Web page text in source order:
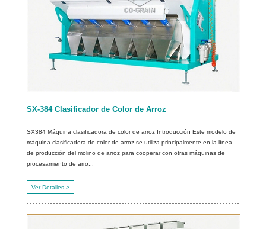
SX-384 Clasificador de Color de Arroz
SX384 Máquina clasificadora de color de arroz Introducción Este modelo de
máquina clasificadora de color de arroz se utiliza principalmente en la línea
de producción del molino de arroz para cooperar con otras máquinas de
procesamiento de arro...
Ver Detalles >